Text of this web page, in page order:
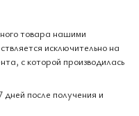
товара нашими
исключительно на
с которой производилась
дней после получения и